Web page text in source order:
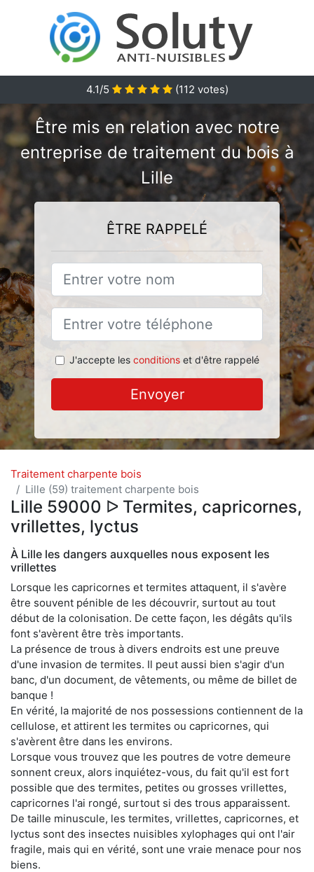
4.1/5 (112 votes)
Être mis en relation avec notre
entreprise de traitement du bois à
Lille
ÊTRE RAPPELÉ
J'accepte les conditionset d'être rappelé
Envoyer
Traitement charpente bois
Lille (59) traitement charpente bois
Lille 59000 ᐅ Termites, capricornes,
vrillettes, lyctus
À Lille les dangers auxquelles nous exposent les
vrillettes
Lorsque les capricornes et termites attaquent, il s'avère
être souvent pénible de les découvrir, surtout au tout
début de la colonisation. De cette façon, les dégâts qu'ils
font s'avèrent être très importants.
La présence de trous à divers endroits est une preuve
d'une invasion de termites. Il peut aussi bien s'agir d'un
banc, d'un document, de vêtements, ou même de billet de
banque !
En vérité, la majorité de nos possessions contiennent de la
cellulose, et attirent les termites ou capricornes, qui
s'avèrent être dans les environs.
Lorsque vous trouvez que les poutres de votre demeure
sonnent creux, alors inquiétez-vous, du fait qu'il est fort
possible que des termites, petites ou grosses vrillettes,
capricornes l'ai rongé, surtout si des trous apparaissent.
De taille minuscule, les termites, vrillettes, capricornes, et
lyctus sont des insectes nuisibles xylophages qui ont l'air
fragile, mais qui en vérité, sont une vraie menace pour nos
biens.